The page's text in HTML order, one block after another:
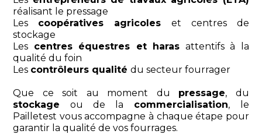
réalisant le pressage
Les coopératives agricoles et centres de
stockage
Les centres équestres et haras attentifs à la
qualité du foin
Les contrôleurs qualitédu secteur fourrager
Que ce soit au moment du pressage, du
stockage ou de la commercialisation, le
Pailletest vous accompagne à chaque étape pour
garantir la qualité de vos fourrages.